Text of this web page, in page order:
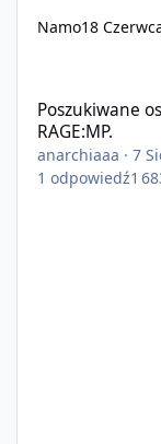
Namo18
Poszukiwane
RAGE:MP.
anarchiaaa ·7
1 odpowiedź1